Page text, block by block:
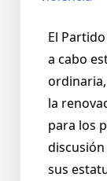
El
a cabo
la
para los
sus